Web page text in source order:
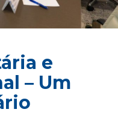
e
– Um